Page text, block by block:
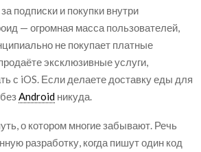
подписки и покупки внутри
— огромная масса пользователей,
не покупает платные
эксклюзивные услуги,
с iOS. Если делаете доставку еды для
Android никуда.
о котором многие забывают. Речь
разработку, когда пишут один код